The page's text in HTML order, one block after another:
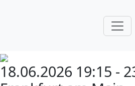
18.06.2026 19:15 -